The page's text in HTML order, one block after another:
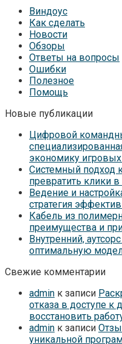
Виндоус
Как сделать
Новости
Обзоры
Ответы на вопросы
Ошибки
Полезное
Помощь
Новые публикации
Цифровой
экономику
Системный подход
превратить клики
Ведение и
стратегия
Кабель из
преимущества и
Внутренний,
оптимальную
Свежие комментарии
admin к записи
отказа в доступе к
восстановить
admin к записи
уникальной